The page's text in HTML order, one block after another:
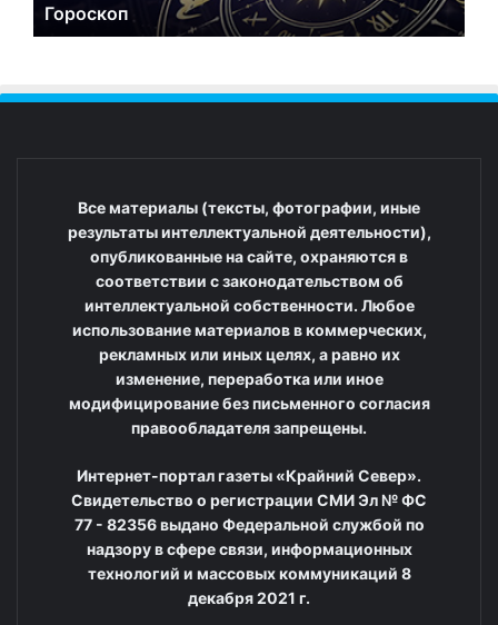
Гороскоп
Все материалы (тексты, фотографии, иные
результаты интеллектуальной деятельности),
опубликованные на сайте, охраняются в
соответствии с законодательством об
интеллектуальной собственности. Любое
использование материалов в коммерческих,
рекламных или иных целях, а равно их
изменение, переработка или иное
модифицирование без письменного согласия
правообладателя запрещены.
Интернет-портал газеты «Крайний Север».
Свидетельство о регистрации СМИ Эл № ФС
77 - 82356 выдано Федеральной службой по
надзору в сфере связи, информационных
технологий и массовых коммуникаций 8
декабря 2021 г.